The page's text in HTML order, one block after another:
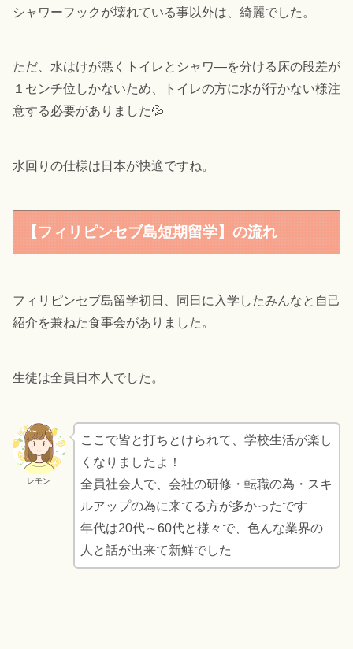
シャワーフックが壊れている事以外は、綺麗でした。
ただ、水はけが悪くトイレとシャワ―を分ける床の段差が
１センチ位しかないため、トイレの方に水が行かない様注
意する必要がありました💦
水回りの仕様は日本が快適ですね。
【フィリピンセブ島短期留学】の流れ
フィリピンセブ島留学初日、同日に入学したみんなと自己
紹介を兼ねた食事会がありました。
生徒は全員日本人でした。
レモン
ここで皆と打ちとけられて、学校生活が楽し
くなりましたよ！
全員社会人で、会社の研修・転職の為・スキ
ルアップの為に来てる方が多かったです
年代は20代～60代と様々で、色んな業界の
人と話が出来て新鮮でした